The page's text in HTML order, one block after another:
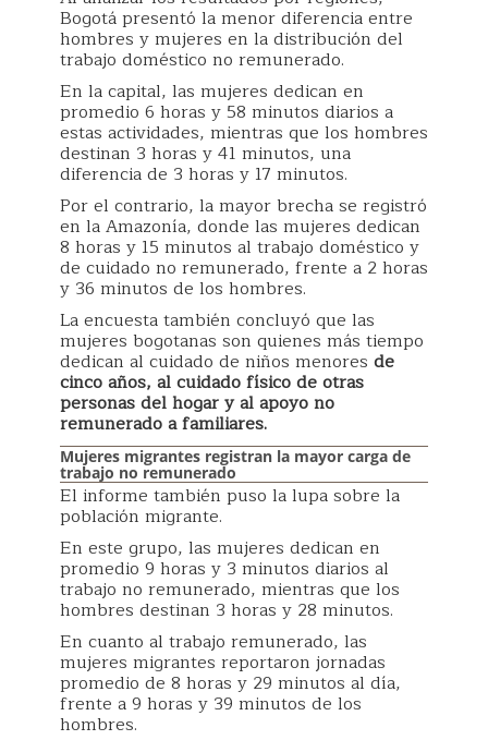
Bogotá presentó la menor diferencia entre
hombres y mujeres en la distribución del
trabajo doméstico no remunerado.
En la capital, las mujeres dedican en
promedio 6 horas y 58 minutos diarios a
estas actividades, mientras que los hombres
destinan 3 horas y 41 minutos, una
diferencia de 3 horas y 17 minutos.
Por el contrario, la mayor brecha se registró
en la Amazonía, donde las mujeres dedican
8 horas y 15 minutos al trabajo doméstico y
de cuidado no remunerado, frente a 2 horas
y 36 minutos de los hombres.
La encuesta también concluyó que las
mujeres bogotanas son quienes más tiempo
dedican al cuidado de niños menores de
cinco años, al cuidado físico de otras
personas del hogar y al apoyo no
remunerado a familiares.
Mujeres migrantes registran la mayor carga de
trabajo no remunerado
El informe también puso la lupa sobre la
población migrante.
En este grupo, las mujeres dedican en
promedio 9 horas y 3 minutos diarios al
trabajo no remunerado, mientras que los
hombres destinan 3 horas y 28 minutos.
En cuanto al trabajo remunerado, las
mujeres migrantes reportaron jornadas
promedio de 8 horas y 29 minutos al día,
frente a 9 horas y 39 minutos de los
hombres.